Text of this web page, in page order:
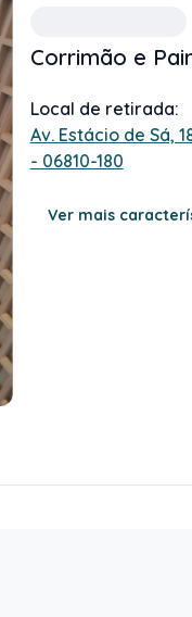
Corrimão e
Local de retirada:
Av. Estácio de Sá,
- 06810-180
Ver mais